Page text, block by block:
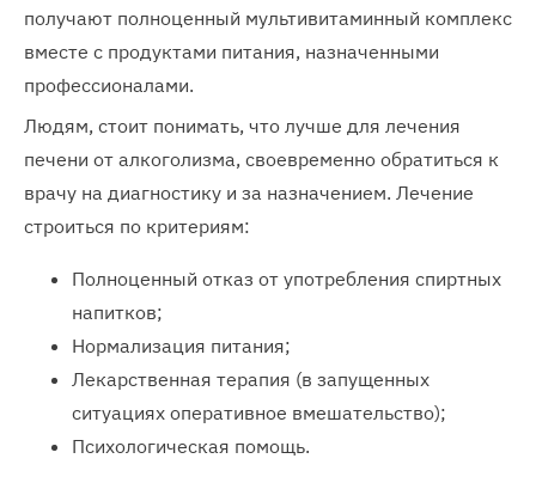
получают полноценный мультивитаминный комплекс
вместе с продуктами питания, назначенными
профессионалами.
Людям, стоит понимать, что лучше для лечения
печени от алкоголизма, своевременно обратиться к
врачу на диагностику и за назначением. Лечение
строиться по критериям:
Полноценный отказ от употребления спиртных
напитков;
Нормализация питания;
Лекарственная терапия (в запущенных
ситуациях оперативное вмешательство);
Психологическая помощь.